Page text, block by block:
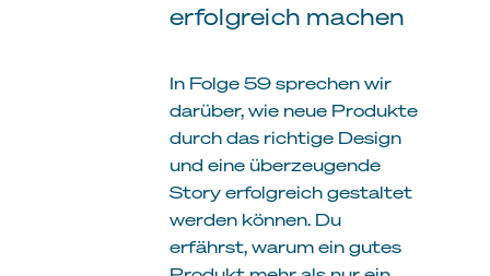
erfolgreich machen
In Folge 59 sprechen wir
darüber, wie neue Produkte
durch das richtige Design
und eine überzeugende
Story erfolgreich gestaltet
werden können. Du
erfährst, warum ein gutes